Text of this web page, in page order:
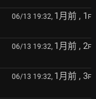
06/13 19:32, 1月前 , 1 F
06/13 19:32, 1月前 , 2F
06/13 19:32, 1月前 , 3F